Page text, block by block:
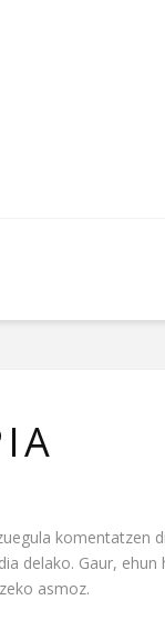
komentatzen
delako. Gaur, ehun
asmoz.